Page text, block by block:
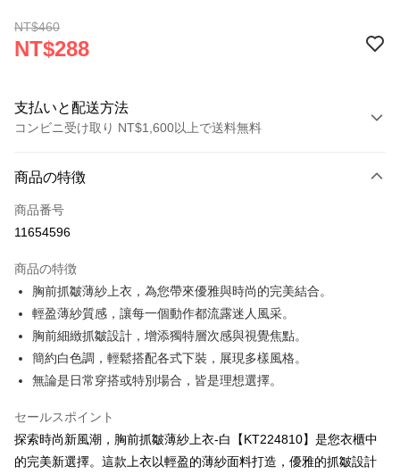
NT$460
NT$288
支払いと配送方法
コンビニ受け取り NT$1,600以上で送料無料
クレジットカード1回払い
コンビニ店頭代金引換
Apple Pay
JKOPAY
Google Pay
OP Pay Later
【OP Pay Later 使用説明】
1. 本サービスは台湾大哥大によって提供され、台湾大哥大のユーザーは追
加の申請なしで即時に利用可能です。
AFTEE代金後払い
説明
商品の特徴
商品番号
11654596
商品の特徴
胸前抓皺薄紗上衣，為您帶來優雅與時尚的完美結合。
輕盈薄紗質感，讓每一個動作都流露迷人風采。
胸前細緻抓皺設計，增添獨特層次感與視覺焦點。
簡約白色調，輕鬆搭配各式下裝，展現多樣風格。
無論是日常穿搭或特別場合，皆是理想選擇。
セールスポイント
探索時尚新風潮，胸前抓皺薄紗上衣-白【KT224810】是您衣櫃中
的完美新選擇。這款上衣以輕盈的薄紗面料打造，優雅的抓皺設計